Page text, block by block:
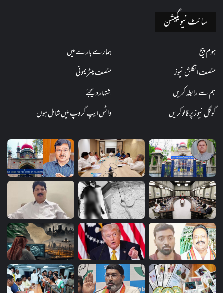
سائٹ نیویگیشن
ہوم پیج
ہمارے بارے میں
منصف انگلش نیوز
منصف میٹریمونی
ہم سے رابطہ کریں
اشتہار دیجئے
گوگل نیوز پر فالو کریں
واٹس ایپ گروپ میں شامل ہوں